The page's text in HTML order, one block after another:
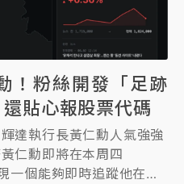
！粉絲開發「足跡
貼心報股票代碼
達執行長黃仁勳人氣強強
仁勳即將在本周四
一個能夠即時追蹤他在南